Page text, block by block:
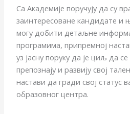
Са Академије поручују да су
заинтересоване кандидате и
могу добити детаљне
програмима, припремној
уз јасну поруку да је циљ да
препознају и развију свој
настави да гради свој статус
образовног центра.